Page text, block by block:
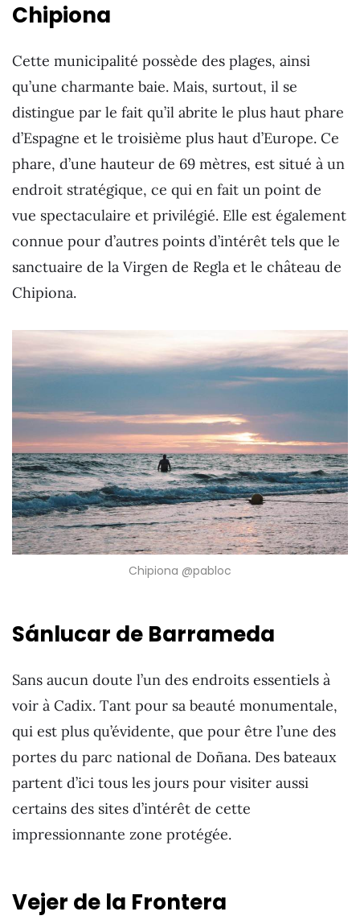
Chipiona
Cette municipalité possède des plages, ainsi
qu’une charmante baie. Mais, surtout, il se
distingue par le fait qu’il abrite le plus haut phare
d’Espagne et le troisième plus haut d’Europe. Ce
phare, d’une hauteur de 69 mètres, est situé à un
endroit stratégique, ce qui en fait un point de
vue spectaculaire et privilégié. Elle est également
connue pour d’autres points d’intérêt tels que le
sanctuaire de la Virgen de Regla et le château de
Chipiona.
Chipiona @pabloc
Sánlucar de Barrameda
Sans aucun doute l’un des endroits essentiels à
voir à Cadix. Tant pour sa beauté monumentale,
qui est plus qu’évidente, que pour être l’une des
portes du parc national de Doñana. Des bateaux
partent d’ici tous les jours pour visiter aussi
certains des sites d’intérêt de cette
impressionnante zone protégée.
Vejer de la Frontera